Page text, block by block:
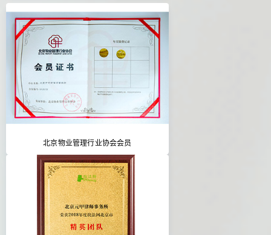
北京物业管理行业协会会员